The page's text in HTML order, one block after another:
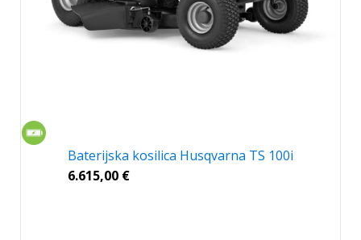
Baterijska kosilica Husqvarna TS 100i
6.615,00 €